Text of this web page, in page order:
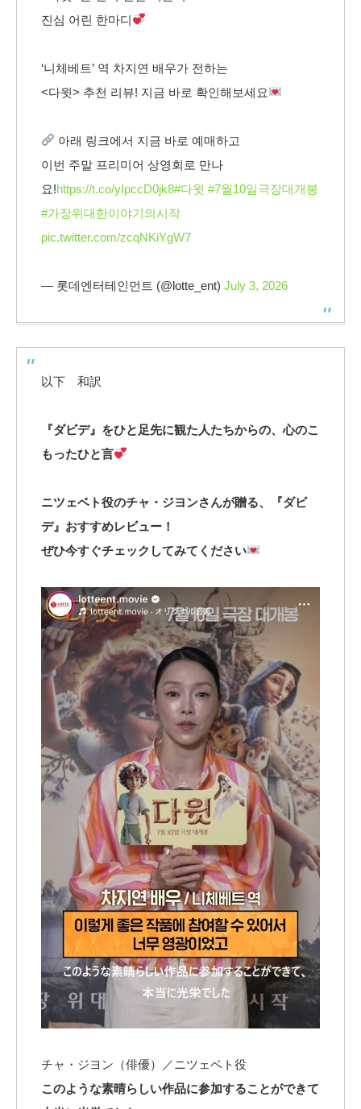
진심 어린 한마디
‘니체베트’ 역 차지연 배우가 전하는
<다윗> 추천 리뷰! 지금 바로 확인해보세요
아래 링크에서 지금 바로 예매하고
이번 주말 프리미어 상영회로 만나
요!https://t.co/yIpccD0jk8#다윗 #7월10일극장대개봉
#가장위대한이야기의시작
pic.twitter.com/zcqNKiYgW7
— 롯데엔터테인먼트 (@lotte_ent) July 3, 2026
以下 和訳
『ダビデ』をひと足先に観た人たちからの、心のこ
もったひと言
ニツェベト役のチャ・ジヨンさんが贈る、『ダビ
デ』おすすめレビュー！
ぜひ今すぐチェックしてみてください
チャ・ジヨン（俳優）／ニツェベト役
このような素晴らしい作品に参加することができて